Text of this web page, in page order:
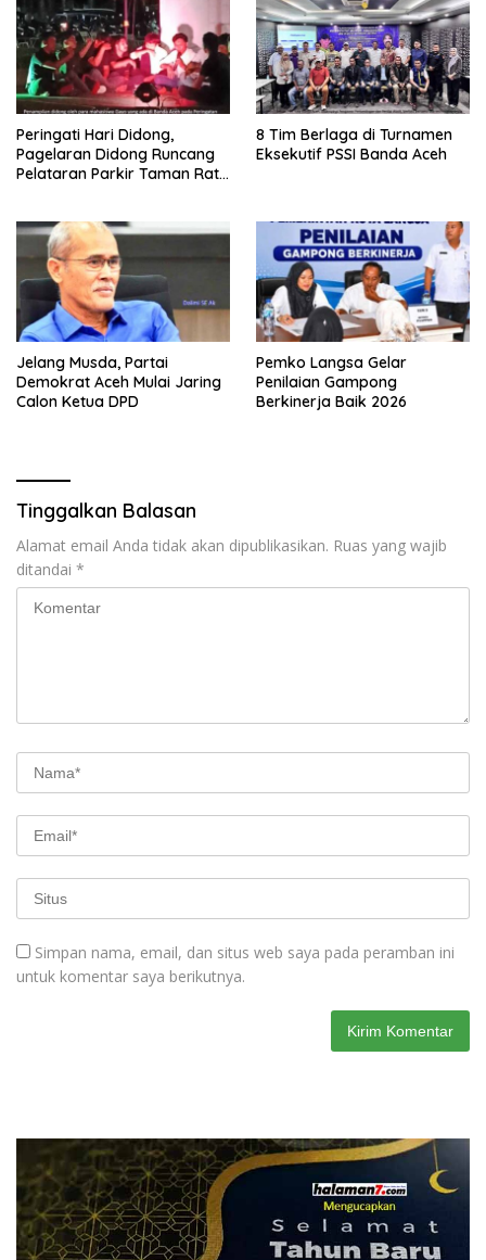
Peringati Hari Didong,
Pagelaran Didong Runcang
Pelataran Parkir Taman Ratu
8 Tim Berlaga di Turnamen
Eksekutif PSSI Banda Aceh
Jelang Musda, Partai
Demokrat Aceh Mulai Jaring
Calon Ketua DPD
Pemko Langsa Gelar
Penilaian Gampong
Berkinerja Baik 2026
Tinggalkan Balasan
Alamat email Anda tidak akan dipublikasikan. Ruas yang wajib
ditandai *
Simpan nama, email, dan situs web saya pada peramban ini
untuk komentar saya berikutnya.